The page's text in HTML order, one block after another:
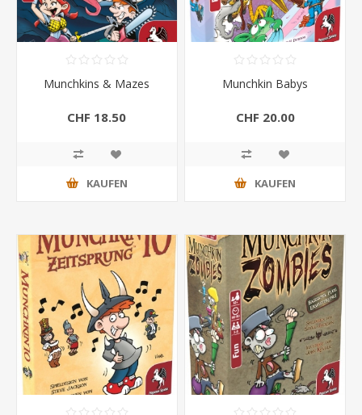
Munchkins & Mazes
CHF 18.50
KAUFEN
Munchkin Babys
CHF 20.00
KAUFEN